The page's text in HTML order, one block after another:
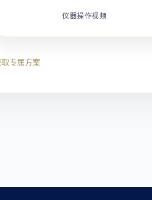
仪器操作视频
专属方案